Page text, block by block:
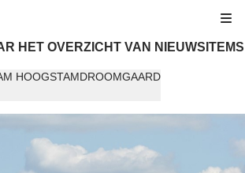
HET OVERZICHT VAN NIEUWSITEMS
HOOGSTAMDROOMGAARD